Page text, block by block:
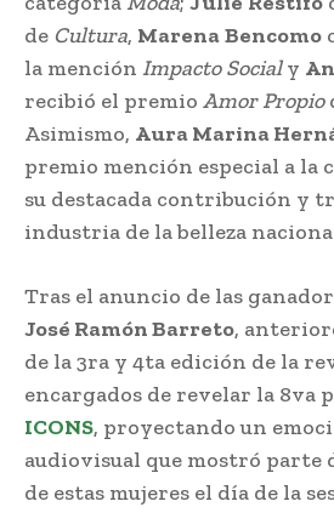
de Cultura, MarenaBencomo
la mención Impacto Socialy
recibió el premio Amor Propio
Asimismo, Aura Marina
premio mención especial a la
su destacada contribución y
industria de la belleza
Tras el anuncio de las
José Ramón Barreto,
de la 3ra y 4ta edición de la
encargados de revelar la 8va
ICONS, proyectando un
audiovisual que mostró parte
de estas mujeres el día de la